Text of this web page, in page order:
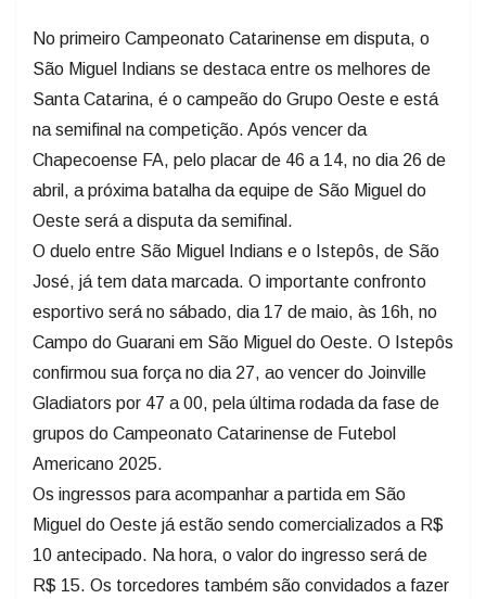
No primeiro Campeonato Catarinense em disputa, o
São Miguel Indians se destaca entre os melhores de
Santa Catarina, é o campeão do Grupo Oeste e está
na semifinal na competição. Após vencer da
Chapecoense FA, pelo placar de 46 a 14, no dia 26 de
abril, a próxima batalha da equipe de São Miguel do
Oeste será a disputa da semifinal.
O duelo entre São Miguel Indians e o Istepôs, de São
José, já tem data marcada. O importante confronto
esportivo será no sábado, dia 17 de maio, às 16h, no
Campo do Guarani em São Miguel do Oeste. O Istepôs
confirmou sua força no dia 27, ao vencer do Joinville
Gladiators por 47 a 00, pela última rodada da fase de
grupos do Campeonato Catarinense de Futebol
Americano 2025.
Os ingressos para acompanhar a partida em São
Miguel do Oeste já estão sendo comercializados a R$
10 antecipado. Na hora, o valor do ingresso será de
R$ 15. Os torcedores também são convidados a fazer